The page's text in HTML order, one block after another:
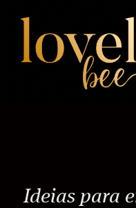
Ideias para